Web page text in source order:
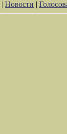
| Новости |